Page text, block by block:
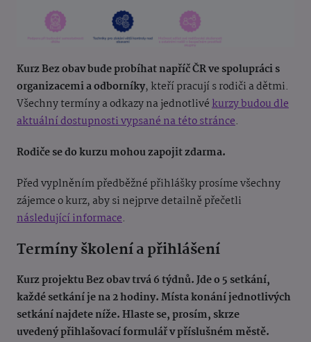
Kurz Bez obav bude probíhat napříč ČR ve spolupráci s
organizacemi a odborníky, kteří pracují s rodiči a dětmi.
Všechny termíny a odkazy na jednotlivékurzy budou dle
aktuální dostupnosti vypsané na této stránce.
Rodiče se do kurzu mohou zapojit zdarma.
Před vyplněním předběžné přihlášky prosíme všechny
zájemce o kurz, aby si nejprve detailně přečetli
následující informace.
Termíny školení a přihlášení
Kurz projektu Bez obav trvá 6 týdnů. Jde o 5 setkání,
každé setkání je na 2 hodiny. Místa konání jednotlivých
setkání najdete níže. Hlaste se, prosím, skrze
uvedenýpřihlašovací formulář v příslušném městě.